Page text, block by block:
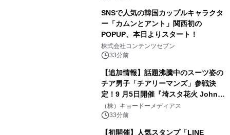
SNSで人気の韓国カップルキャラクタ
ー「カムンとアント」関西初の
POPUP、本日よりスタート！
株式会社コンテンツセブン
33分前
【追加情報】話題沸騰中のスーツ姿の
チア男子「チアリーマンズ」参戦決
定！9 月5日開催『埼スタ花火 John
Williams Fireworks 2026』を大迫力
のパフォーマンスで熱く盛り上げる！
（株）キョードーメディアス
33分前
【初開催】人気スタンプ「LINE